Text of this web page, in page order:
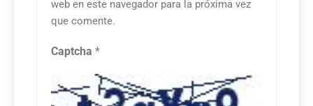
web en este navegador para la próxima vez
que comente.
Captcha *